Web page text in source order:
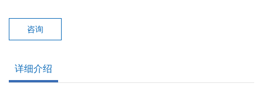
咨询
详细介绍